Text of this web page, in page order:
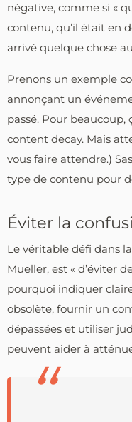
négative, comme si «
contenu, qu’il était en
arrivé quelque chose
Prenons un exemple
annonçant un
passé. Pour
content decay. Mais
vous faire attendre.)
type de contenu pour
Éviter la
Le véritable défi dans
Mueller, est « d’éviter
pourquoi indiquer
obsolète, fournir un
dépassées et utiliser
peuvent aider à